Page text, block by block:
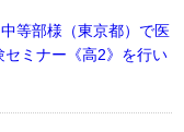
等部様（東京都）で医
ミナー《高2》を行い